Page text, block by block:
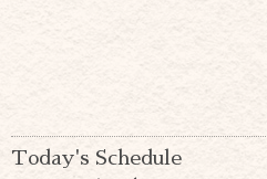
Today's Schedule